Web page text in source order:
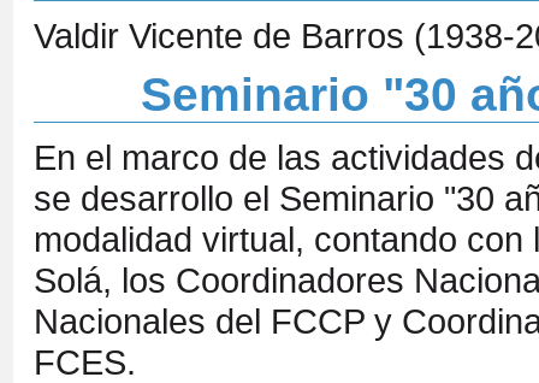
Valdir Vicente de Barros (1938-
Seminario "30
En el marco de las actividades
se desarrollo el Seminario "30
modalidad virtual, contando
Solá, los Coordinadores
Nacionales del FCCP y
FCES.